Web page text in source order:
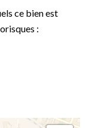
ce bien est
: